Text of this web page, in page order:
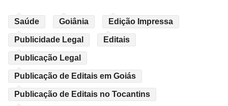
Saúde Goiânia Edição Impressa
Publicidade Legal Editais
Publicação Legal
Publicação de Editais em Goiás
Publicação de Editais no Tocantins